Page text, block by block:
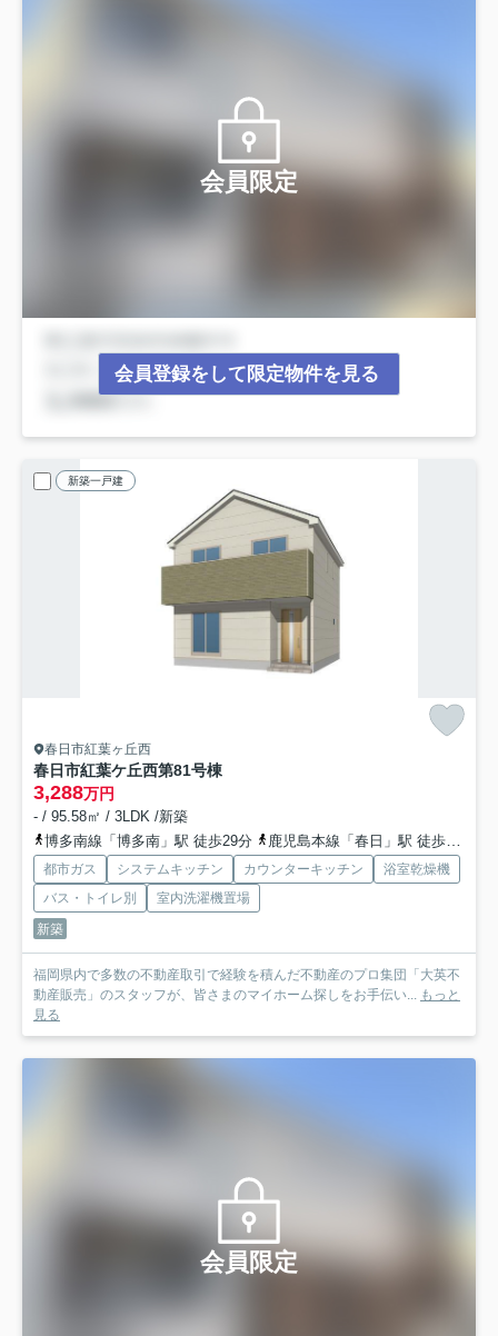
会員限定
会員登録をして限定物件を見る
新築一戸建
春日市紅葉ヶ丘西
春日市紅葉ケ丘西第81号棟
3,288万円
- / 95.58㎡ / 3LDK /新築
博多南線「博多南」駅 徒歩29分
鹿児島本線「春日」駅 徒歩29分
都市ガス システムキッチン カウンターキッチン
浴室乾燥機
バス・トイレ別
室内洗濯機置場
新築
福岡県内で多数の不動産取引で経験を積んだ不動産のプロ集団「大英不
動産販売」のスタッフが、皆さまのマイホーム探しをお手伝い... もっと
見る
会員限定